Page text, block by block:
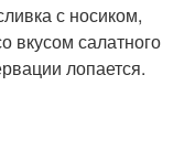
с носиком,
вкусом салатного
лопается.